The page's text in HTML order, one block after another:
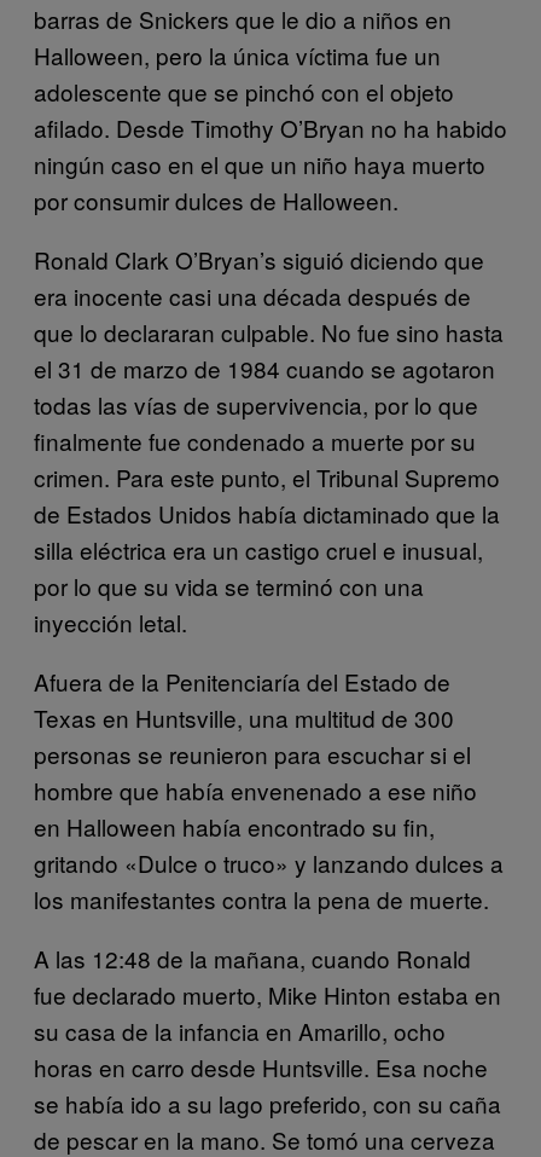
barras de Snickers que le dio a niños en
Halloween, pero la única víctima fue un
adolescente que se pinchó con el objeto
afilado. Desde Timothy O’Bryan no ha habido
ningún caso en el que un niño haya muerto
por consumir dulces de Halloween.
Ronald Clark O’Bryan’s siguió diciendo que
era inocente casi una década después de
que lo declararan culpable. No fue sino hasta
el 31 de marzo de 1984 cuando se agotaron
todas las vías de supervivencia, por lo que
finalmente fue condenado a muerte por su
crimen. Para este punto, el Tribunal Supremo
de Estados Unidos había dictaminado que la
silla eléctrica era un castigo cruel e inusual,
por lo que su vida se terminó con una
inyección letal.
Afuera de la Penitenciaría del Estado de
Texas en Huntsville, una multitud de 300
personas se reunieron para escuchar si el
hombre que había envenenado a ese niño
en Halloween había encontrado su fin,
gritando «Dulce o truco» y lanzando dulces a
los manifestantes contra la pena de muerte.
A las 12:48 de la mañana, cuando Ronald
fue declarado muerto, Mike Hinton estaba en
su casa de la infancia en Amarillo, ocho
horas en carro desde Huntsville. Esa noche
se había ido a su lago preferido, con su caña
de pescar en la mano. Se tomó una cerveza